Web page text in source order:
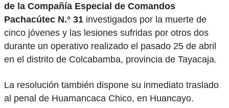
de la Compañía Especial de Comandos
Pachacútec N.° 31 investigados por la muerte de
cinco jóvenes y las lesiones sufridas por otros dos
durante un operativo realizado el pasado 25 de abril
en el distrito de Colcabamba, provincia de Tayacaja.
La resolución también dispone su inmediato traslado
al penal de Huamancaca Chico, en Huancayo.